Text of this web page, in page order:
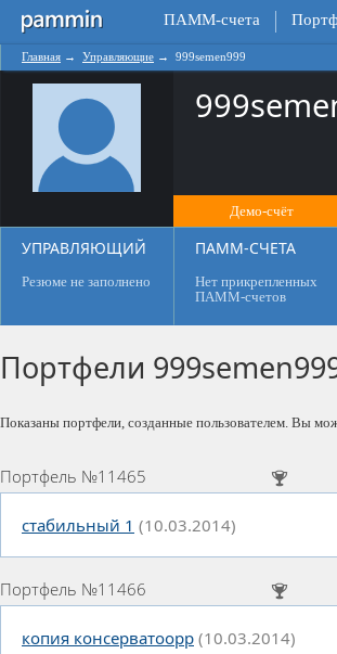
ПАММ-счета
Главная → Управляющие → 999semen999
Демо-счёт
УПРАВЛЯЮЩИЙ
Резюме не заполнено
ПАММ-СЧЕТА
Нет прикрепленных
ПАММ-счетов
Портфели
Показаны портфели, созданные пользователем. Вы
Портфель №11465
стабильный 1 (10.03.2014)
Портфель №11466
копия консерватоорр (10.03.2014)